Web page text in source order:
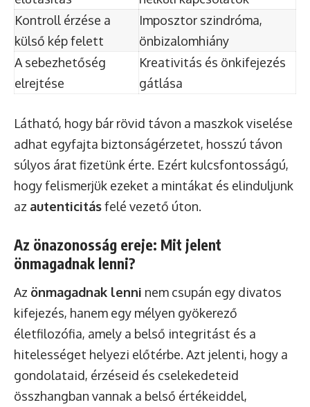
Kontroll érzése a
külső kép felett
Imposztor szindróma,
önbizalomhiány
A sebezhetőség
elrejtése
Kreativitás és önkifejezés
gátlása
Látható, hogy bár rövid távon a maszkok viselése
adhat egyfajta biztonságérzetet, hosszú távon
súlyos árat fizetünk érte. Ezért kulcsfontosságú,
hogy felismerjük ezeket a mintákat és elinduljunk
az autenticitásfelé vezető úton.
Az önazonosság ereje: Mit jelent
önmagadnak lenni?
Az önmagadnak lenni nem csupán egy divatos
kifejezés, hanem egy mélyen gyökerező
életfilozófia, amely a belső integritást és a
hitelességet helyezi előtérbe. Azt jelenti, hogy a
gondolataid, érzéseid és cselekedeteid
összhangban vannak a belső értékeiddel,